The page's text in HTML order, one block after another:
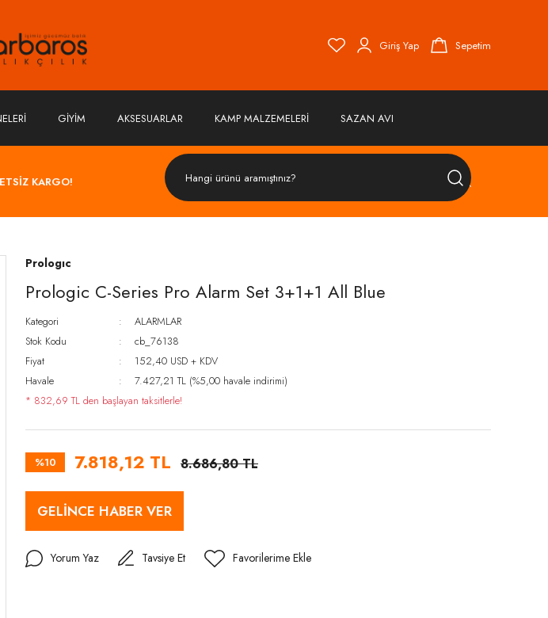
Giriş Yap Sepetim
GİYİM AKSESUARLAR KAMP MALZEMELERİ SAZAN AVI
KARGO!
ÜRÜN
Prologıc
Prologic C-Series Pro Alarm Set 3+1+1 All Blue
Kategori
ALARMLAR
Stok Kodu
cb_76138
Fiyat
152,40 USD + KDV
Havale
7.427,21 TL (%5,00 havale indirimi)
* 832,69 TL den başlayan taksitlerle!
%10 7.818,12 TL 8.686,80 TL
GELİNCE HABER VER
Yorum Yaz Tavsiye Et